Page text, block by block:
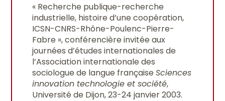
« Recherche publique-recherche
industrielle, histoire d’une coopération,
ICSN-CNRS-Rhône-Poulenc-Pierre-
Fabre », conférencière invitée aux
journées d’études internationales de
l’Association internationale des
sociologue de langue françaiseSciences
innovation technologie et société,
Université de Dijon, 23-24 janvier 2003.